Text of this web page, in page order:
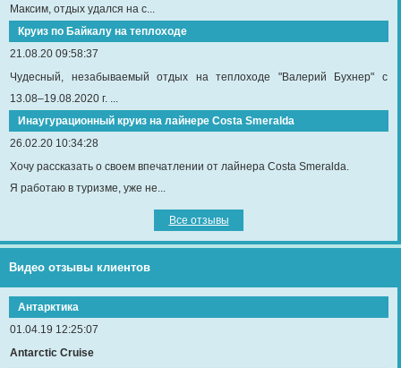
Максим, отдых удался на с...
Круиз по Байкалу на теплоходе
21.08.20 09:58:37
Чудесный, незабываемый отдых на теплоходе "Валерий Бухнер" с
13.08–19.08.2020 г. ...
Инаугурационный круиз на лайнере Сosta Smeralda
26.02.20 10:34:28
Хочу рассказать о своем впечатлении от лайнера Costa Smeralda.
Я работаю в туризме, уже не...
Все отзывы
Видео отзывы клиентов
Антарктика
01.04.19 12:25:07
Antarctic Cruise